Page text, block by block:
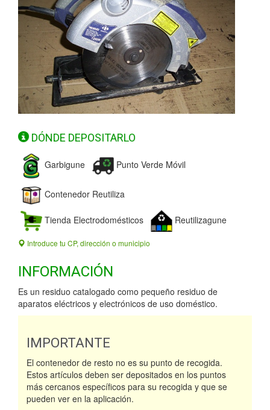
DÓNDE DEPOSITARLO
Garbigune Punto Verde Móvil
Contenedor Reutiliza
Tienda Electrodomésticos Reutilizagune
Introduce tu CP, dirección o municipio
INFORMACIÓN
Es un residuo catalogado como pequeño residuo de
aparatos eléctricos y electrónicos de uso doméstico.
IMPORTANTE
El contenedor de resto no es su punto de recogida.
Estos artículos deben ser depositados en los puntos
más cercanos específicos para su recogida y que se
pueden ver en la aplicación.